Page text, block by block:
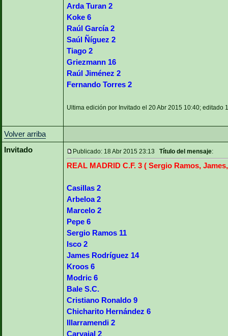
Arda Turan 2
Koke 6
Raúl García 2
Saúl Ñíguez 2
Tiago 2
Griezmann 16
Raúl Jiménez 2
Fernando Torres 2
Ultima edición por Invitado el 20 Abr 2015 10:40; editado
Volver arriba
Invitado
Publicado: 18 Abr 2015 23:13 Título del mensaje:
REAL MADRID C.F. 3 ( Sergio Ramos,
Casillas 2
Arbeloa 2
Marcelo 2
Pepe 6
Sergio Ramos 11
Isco 2
James Rodríguez 14
Kroos 6
Modric 6
Bale S.C.
Cristiano Ronaldo 9
Chicharito Hernández 6
Illarramendi 2
Carvajal 2